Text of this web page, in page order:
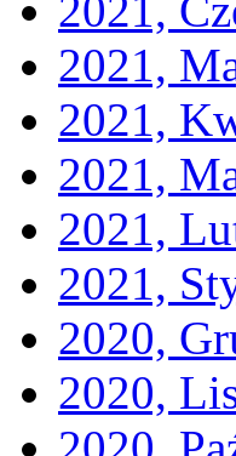
2021,
2021,
2021,
2021,
2021,
2021,
2020,
2020,